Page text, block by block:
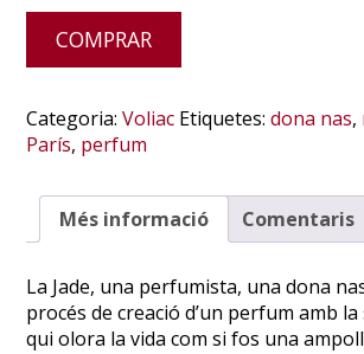
COMPRAR
Categoria:Voliac Etiquetes:dona nas,
París, perfum
Més informació Comentaris
La Jade, una perfumista, una dona
procés de creació d’un perfum amb
qui olora la vida com si fos una